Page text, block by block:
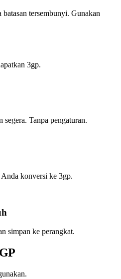
batasan tersembunyi. Gunakan
3gp.
Tanpa pengaturan.
konversi ke 3gp.
simpan ke perangkat.